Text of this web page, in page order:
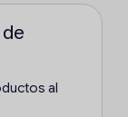
al